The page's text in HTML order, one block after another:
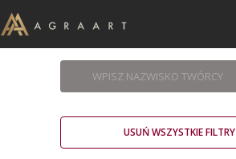
USUŃ WSZYSTKIE FILTRY